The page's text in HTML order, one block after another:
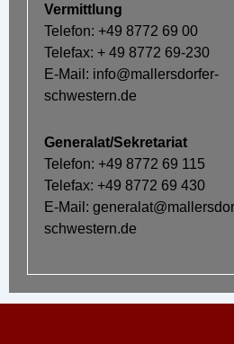
Vermittlung
Telefon: +49 8772 69 00
Telefax: + 49 8772 69-230
E-Mail: info@mallersdorfer-
schwestern.de
Generalat/Sekretariat
Telefon: +49 8772 69 115
Telefax: +49 8772 69 430
E-Mail:
schwestern.de